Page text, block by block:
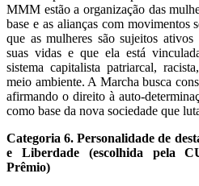
MMM estão a organização das
base e as alianças com movimentos
que as mulheres são sujeitos
suas vidas e que ela está
sistema capitalista patriarcal,
meio ambiente. A Marcha busca
afirmando o direito à auto-
como base da nova sociedade que
Categoria 6. Personalidade de
e Liberdade (escolhida pela
Prêmio)